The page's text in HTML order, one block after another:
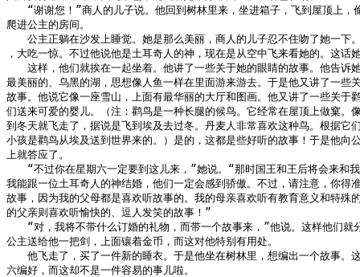
“谢谢您！”商人的儿子说。他回到树林里来，坐进箱子，飞到屋顶上，
爬进公主的房间。
公主正躺在沙发上睡觉。她是那么美丽，商人的儿子忍不住吻了她一下
，大吃一惊。不过他说他是土耳奇人的神，现在是从空中飞来看她的。这话
这样，他们就挨在一起坐着。他讲了一些关于她的眼睛的故事。他告诉
最美丽的、乌黑的湖，思想像人鱼一样在里面游来游去。于是他又讲了一些
故事。他说它像一座雪山，上面有最华丽的大厅和图画。他又讲了一些关于
们送来可爱的婴儿。（注：鹳鸟是一种长腿的候鸟。它经常在屋顶上做窠。
到冬天就飞走了，据说是飞到埃及去过冬。丹麦人非常喜欢这种鸟。根据它
小孩是鹳鸟从埃及送到世界来的。）是的，这都是些好听的故事！于是他向
上就答应了。
“不过你在星期六一定要到这儿来，”她说。“那时国王和王后将会来和
我能跟一位土耳奇人的神结婚，他们一定会感到骄傲。不过，请注意，你得
故事，因为我的父母都是喜欢听故事的。我的母亲喜欢听有教育意义和特殊
的父亲则喜欢听愉快的、逗人发笑的故事！”
“对，我将不带什么订婚的礼物，而带一个故事来，”他说。这样他们就
公主送给他一把剑，上面镶着金币，而这对他特别有用处。
他飞走了，买了一件新的睡衣。于是他坐在树林里，想编出一个故事。
六编好，而这却不是一件容易的事儿啦。